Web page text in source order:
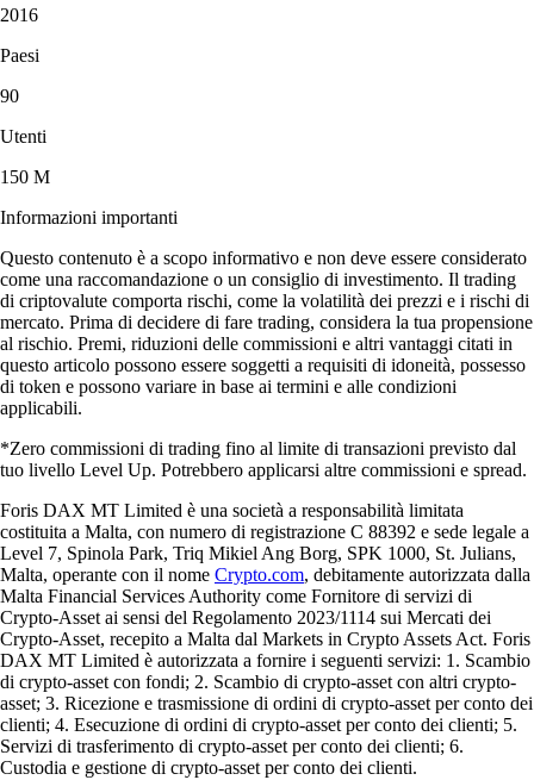
2016
Paesi
90
Utenti
150 M
Informazioni importanti
Questo contenuto è a scopo informativo e non deve essere considerato
come una raccomandazione o un consiglio di investimento. Il trading
di criptovalute comporta rischi, come la volatilità dei prezzi e i rischi di
mercato. Prima di decidere di fare trading, considera la tua propensione
al rischio. Premi, riduzioni delle commissioni e altri vantaggi citati in
questo articolo possono essere soggetti a requisiti di idoneità, possesso
di token e possono variare in base ai termini e alle condizioni
applicabili.
*Zero commissioni di trading fino al limite di transazioni previsto dal
tuo livello Level Up. Potrebbero applicarsi altre commissioni e spread.
Foris DAX MT Limited è una società a responsabilità limitata
costituita a Malta, con numero di registrazione C 88392 e sede legale a
Level 7, Spinola Park, Triq Mikiel Ang Borg, SPK 1000, St. Julians,
Malta, operante con il nome Crypto.com, debitamente autorizzata dalla
Malta Financial Services Authority come Fornitore di servizi di
Crypto-Asset ai sensi del Regolamento 2023/1114 sui Mercati dei
Crypto-Asset, recepito a Malta dal Markets in Crypto Assets Act. Foris
DAX MT Limited è autorizzata a fornire i seguenti servizi: 1. Scambio
di crypto-asset con fondi; 2. Scambio di crypto-asset con altri crypto-
asset; 3. Ricezione e trasmissione di ordini di crypto-asset per conto dei
clienti; 4. Esecuzione di ordini di crypto-asset per conto dei clienti; 5.
Servizi di trasferimento di crypto-asset per conto dei clienti; 6.
Custodia e gestione di crypto-asset per conto dei clienti.